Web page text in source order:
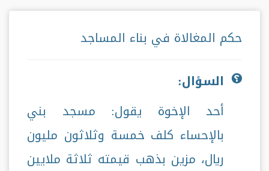
حكم المغالاة في بناء المساجد
السؤال:
أحد الإخوة يقول: مسجد بني
بالإحساء كلف خمسة وثلاثون مليون
ريال، مزين بذهب قيمته ثلاثة ملايين